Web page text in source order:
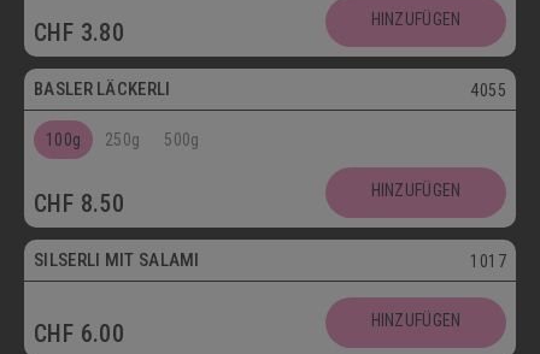
SÜSSGEBÄCK
KUCHEN/TORTEN/CAKES/WÄHEN LÄGGERLI
SCHOKOLADENSPEZIALITÄTEN
MAIKÄFER
SALZIGE KÖSTLICHKEITEN
SILSERLI
CHF 3.80 HINZUFÜGEN
Vegetarisch
BASLER LÄCKERLI 4055
100g 250g 500g
CHF 8.50 HINZUFÜGEN
SILSERLI MIT SALAMI 1017
CHF 6.00 HINZUFÜGEN